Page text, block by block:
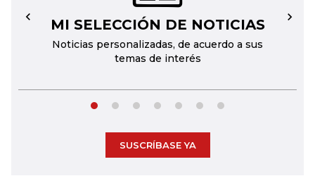
MI SELECCIÓN DE NOTICIAS
Noticias personalizadas, de acuerdo a sus
temas de interés
← →
SUSCRÍBASE YA